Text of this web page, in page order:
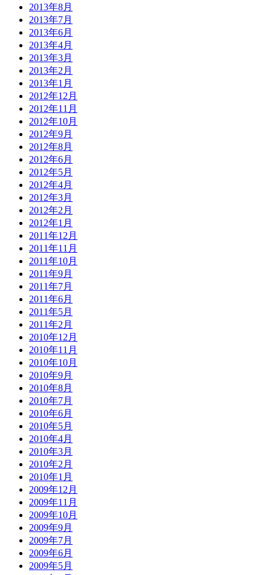
2013年8月
2013年7月
2013年6月
2013年4月
2013年3月
2013年2月
2013年1月
2012年12月
2012年11月
2012年10月
2012年9月
2012年8月
2012年6月
2012年5月
2012年4月
2012年3月
2012年2月
2012年1月
2011年12月
2011年11月
2011年10月
2011年9月
2011年7月
2011年6月
2011年5月
2011年2月
2010年12月
2010年11月
2010年10月
2010年9月
2010年8月
2010年7月
2010年6月
2010年5月
2010年4月
2010年3月
2010年2月
2010年1月
2009年12月
2009年11月
2009年10月
2009年9月
2009年7月
2009年6月
2009年5月